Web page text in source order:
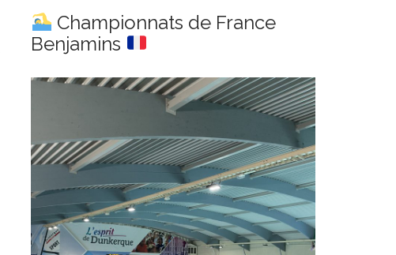
Championnats de France
Benjamins